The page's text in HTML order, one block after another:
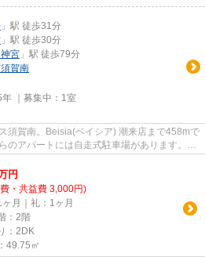
」駅 徒歩31分
」駅 徒歩30分
宮 」駅 徒歩79分
須賀南
｜募集中： 1室
須賀南。Beisia(ベイシア) 潮来店まで458mで
のアパートには自走式駐車場があります。当
円
・共益費 3,000円)
ヶ月｜礼：1ヶ月
：2階
：2DK
49.75㎡